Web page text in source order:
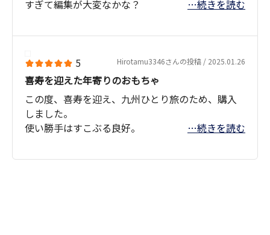
すぎて編集が大変なかな？
…続きを読む
喜寿を迎えた年寄りのおもちゃ
この度、喜寿を迎え、九州ひとり旅のため、購入
しました。
使い勝手はすこぶる良好。
にこのカメラに早く馴染みたい。
…続きを読む
5 Hirotamu3346さんの投稿 / 2025.01.26